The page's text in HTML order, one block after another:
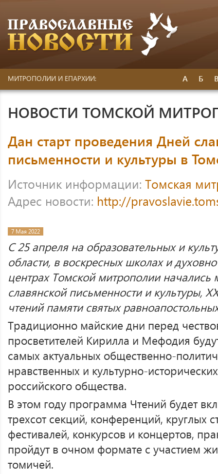
МИТРОПОЛИИ И ЕПАРХИИ: А Б
НОВОСТИ ТОМСКОЙ
Дан старт проведения Дней
письменности и культуры в
Источник информации: Томская
Адрес новости: http://
7 Мая 2022
С 25 апреля на образовательных и
области, в воскресных школах и
центрах Томской митрополии начались
славянской письменности и культуры,
чтений памяти святых
Традиционно майские дни перед
просветителей Кирилла и Мефодия
самых актуальных общественно-
нравственных и культурно-
российского общества.
В этом году программа Чтений будет
трехсот секций, конференций, круглых
фестивалей, конкурсов и концертов,
пройдут в очном формате с участием
томичей.